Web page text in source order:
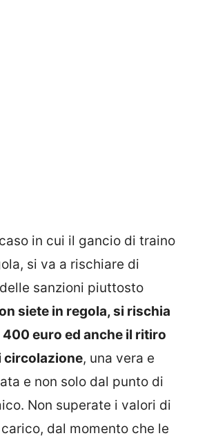
in cui il gancio di traino
si va a rischiare di
sanzioni piuttosto
siete in regola, si rischia
400 euro ed anche il ritiro
circolazione, una vera e
e non solo dal punto di
Non superate i valori di
dal momento che le